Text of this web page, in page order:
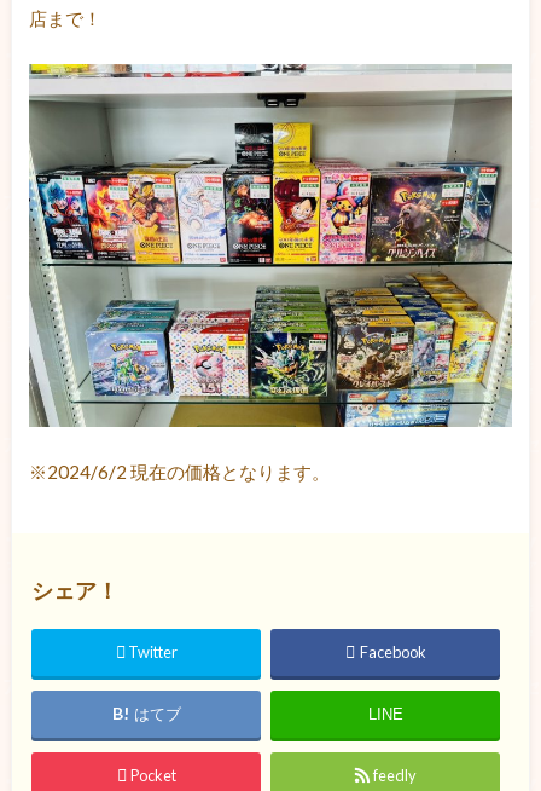
店まで！
※2024/6/2 現在の価格となります。
シェア！
Twitter Facebook
はてブ LINE
Pocket feedly